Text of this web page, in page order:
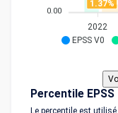
EPSS V0
0.00
1.37%
2022
Percentile EPSS
Le percentile est